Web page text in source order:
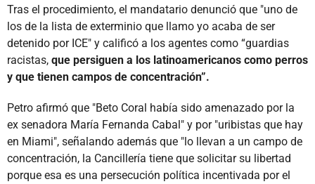
Tras el procedimiento, el mandatario denunció que "uno de
los de la lista de exterminio que llamo yo acaba de ser
detenido por ICE" y calificó a los agentes como “guardias
racistas, que persiguen a los latinoamericanos como perros
y que tienen campos de concentración”.
Petro afirmó que "Beto Coral había sido amenazado por la
ex senadora María Fernanda Cabal" y por "uribistas que hay
en Miami", señalando además que "lo llevan a un campo de
concentración, la Cancillería tiene que solicitar su libertad
porque esa es una persecución política incentivada por el